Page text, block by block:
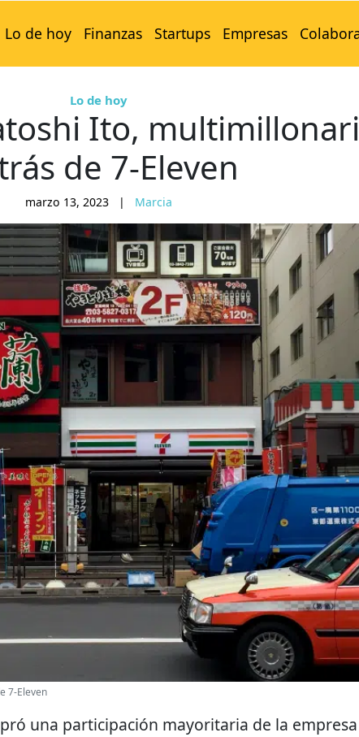
Lo de hoy Finanzas Startups Empresas
Lo de hoy
Ito,
de 7-Eleven
marzo 13, 2023 | Marcia
7-Eleven
una participación mayoritaria de la